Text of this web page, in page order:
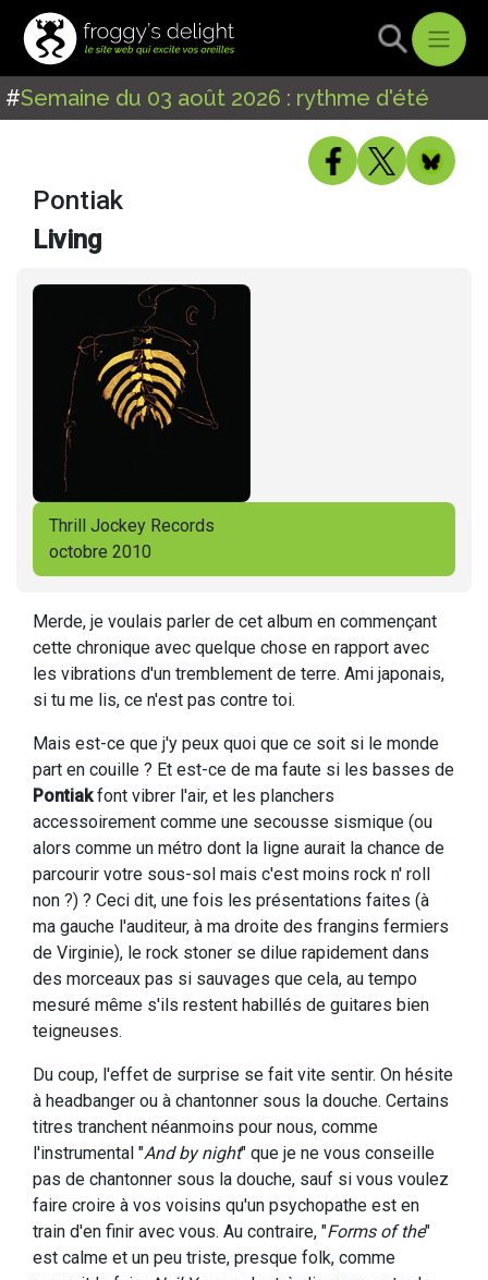
#Semaine du 03 août 2026 : rythme d'été
Pontiak
Living
Thrill Jockey Records
octobre 2010
Merde, je voulais parler de cet album en commençant
cette chronique avec quelque chose en rapport avec
les vibrations d'un tremblement de terre. Ami japonais,
si tu me lis, ce n'est pas contre toi.
Mais est-ce que j'y peux quoi que ce soit si le monde
part en couille ? Et est-ce de ma faute si les basses de
Pontiakfont vibrer l'air, et les planchers
accessoirement comme une secousse sismique (ou
alors comme un métro dont la ligne aurait la chance de
parcourir votre sous-sol mais c'est moins rock n' roll
non ?) ? Ceci dit, une fois les présentations faites (à
ma gauche l'auditeur, à ma droite des frangins fermiers
de Virginie), le rock stoner se dilue rapidement dans
des morceaux pas si sauvages que cela, au tempo
mesuré même s'ils restent habillés de guitares bien
teigneuses.
Du coup, l'effet de surprise se fait vite sentir. On hésite
à headbanger ou à chantonner sous la douche. Certains
titres tranchent néanmoins pour nous, comme
l'instrumental "And by night" que je ne vous conseille
pas de chantonner sous la douche, sauf si vous voulez
faire croire à vos voisins qu'un psychopathe est en
train d'en finir avec vous. Au contraire, "Forms of the"
est calme et un peu triste, presque folk, comme